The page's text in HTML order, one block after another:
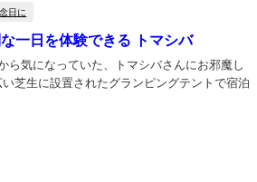
日に
一日を体験できる トマシバ
ら気になっていた、トマシバさんにお邪魔し
芝生に設置されたグランピングテントで宿泊